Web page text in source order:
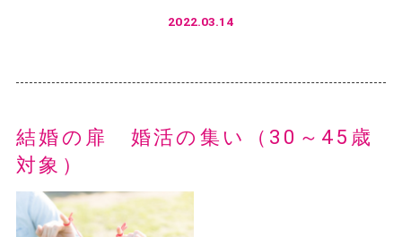
2022.03.14
結婚の扉 婚活の集い（30～45歳
対象）